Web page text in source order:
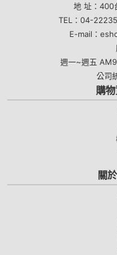
地 址：400
TEL：04-
E-mail：
週一~週五
公司
購
關